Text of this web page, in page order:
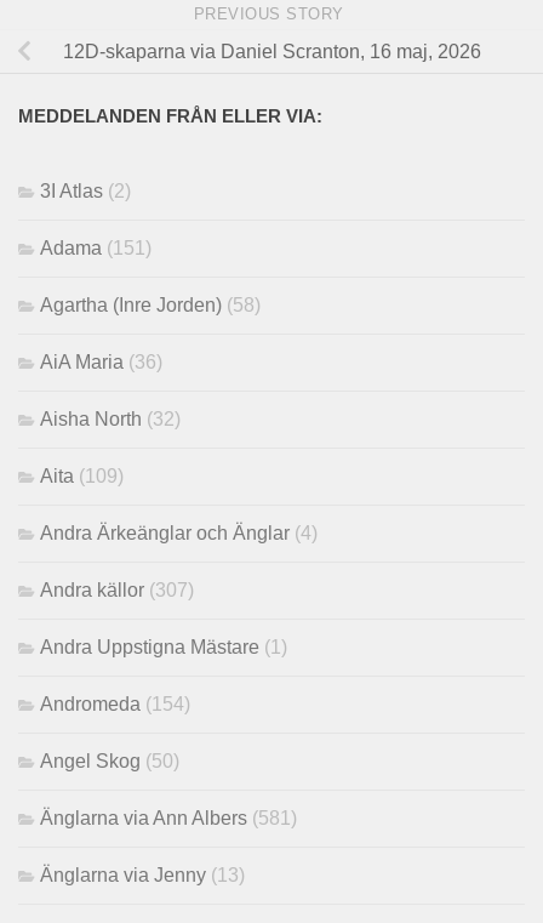
PREVIOUS STORY
12D-skaparna via Daniel Scranton, 16 maj, 2026
MEDDELANDEN FRÅN ELLER VIA:
3I Atlas (2)
Adama (151)
Agartha (Inre Jorden) (58)
AiA Maria (36)
Aisha North (32)
Aita (109)
Andra Ärkeänglar och Änglar (4)
Andra källor (307)
Andra Uppstigna Mästare (1)
Andromeda (154)
Angel Skog (50)
Änglarna via Ann Albers (581)
Änglarna via Jenny (13)